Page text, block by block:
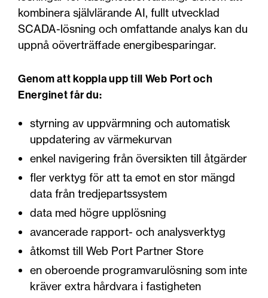
kombinera självlärande AI, fullt utvecklad
SCADA-lösning och omfattande analys kan du
uppnå oöverträffade energibesparingar.
Genom att koppla upp till Web Port och
Energinet får du:
styrning av uppvärmning och automatisk
uppdatering av värmekurvan
enkel navigering från översikten till åtgärder
fler verktyg för att ta emot en stor mängd
data från tredjepartssystem
data med högre upplösning
avancerade rapport- och analysverktyg
åtkomst till Web Port Partner Store
en oberoende programvarulösning som inte
kräver extra hårdvara i fastigheten